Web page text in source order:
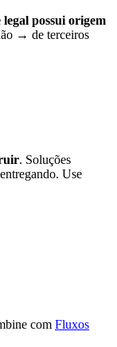
possui origem
→ de terceiros
. Soluções
Use
com Fluxos